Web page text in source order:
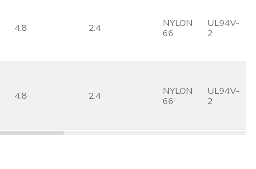
4.8 2.4
NYLON
66
UL94V-
2
4.8 2.4
NYLON
66
UL94V-
2